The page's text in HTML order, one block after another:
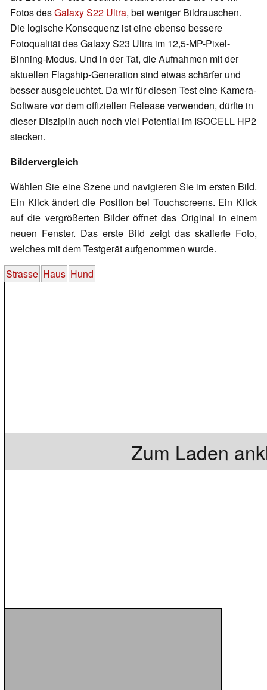
Fotos desGalaxy S22 Ultra, bei weniger Bildrauschen.
Die logische Konsequenz ist eine ebenso bessere
Fotoqualität des Galaxy S23 Ultra im 12,5-MP-Pixel-
Binning-Modus. Und in der Tat, die Aufnahmen mit der
aktuellen Flagship-Generation sind etwas schärfer und
besser ausgeleuchtet. Da wir für diesen Test eine Kamera-
Software vor dem offiziellen Release verwenden, dürfte in
dieser Disziplin auch noch viel Potential im ISOCELL HP2
stecken.
Bildervergleich
Wählen Sie eine Szene und navigieren Sie im ersten Bild.
Ein Klick ändert die Position bei Touchscreens. Ein Klick
auf die vergrößerten Bilder öffnet das Original in einem
neuen Fenster. Das erste Bild zeigt das skalierte Foto,
welches mit dem Testgerät aufgenommen wurde.
Strasse Haus Hund
Zum Laden